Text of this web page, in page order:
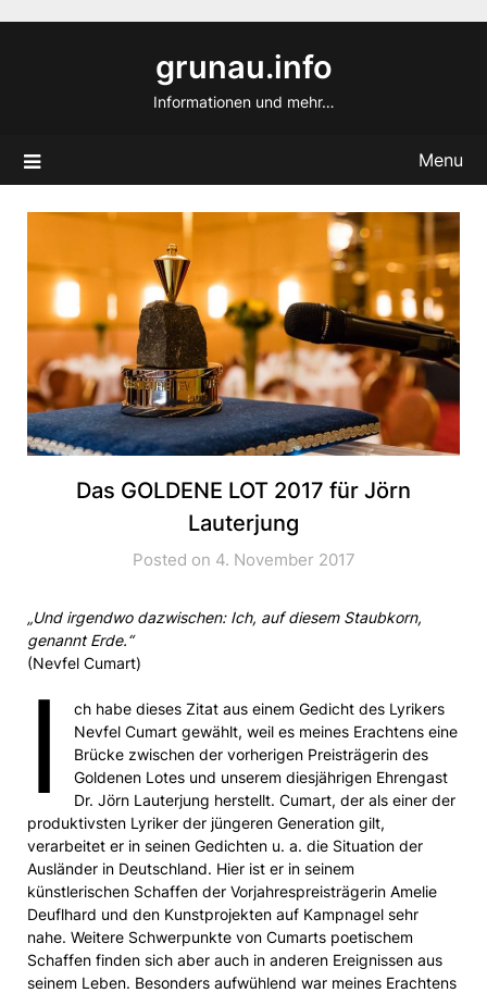
grunau.info
Informationen und mehr…
Menu
Das GOLDENE LOT 2017 für Jörn
Lauterjung
Posted on 4. November 2017
„Und irgendwo dazwischen: Ich, auf diesem Staubkorn,
genannt Erde.“
(Nevfel Cumart)
I
ch habe dieses Zitat aus einem Gedicht des Lyrikers
Nevfel Cumart gewählt, weil es meines Erachtens eine
Brücke zwischen der vorherigen Preisträgerin des
Goldenen Lotes und unserem diesjährigen Ehrengast
Dr. Jörn Lauterjung herstellt. Cumart, der als einer der
produktivsten Lyriker der jüngeren Generation gilt,
verarbeitet er in seinen Gedichten u. a. die Situation der
Ausländer in Deutschland. Hier ist er in seinem
künstlerischen Schaffen der Vorjahrespreisträgerin Amelie
Deuflhard und den Kunstprojekten auf Kampnagel sehr
nahe. Weitere Schwerpunkte von Cumarts poetischem
Schaffen finden sich aber auch in anderen Ereignissen aus
seinem Leben. Besonders aufwühlend war meines Erachtens